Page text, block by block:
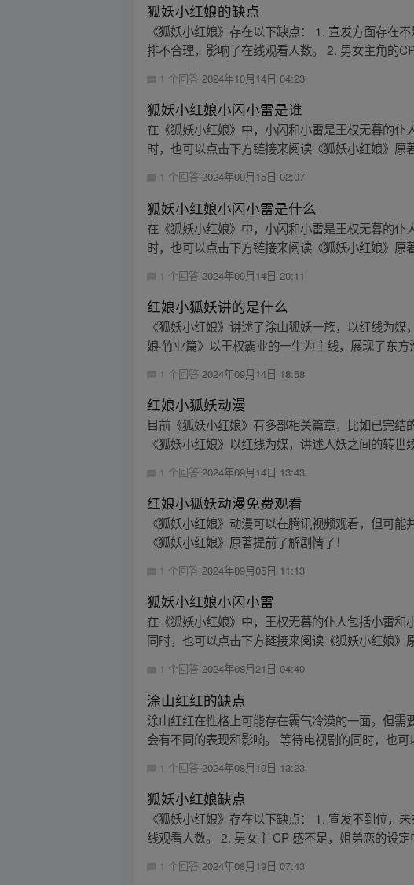
狐妖小红娘的缺点
《狐妖小红娘》存在以下缺点： 1. 宣发方面存在
排不合理，影响了在线观看人数。 2. 男女主角的
1 个回答2024年10月14日 04:23
狐妖小红娘小闪小雷是谁
在《狐妖小红娘》中，小闪和小雷是王权无暮的
时，也可以点击下方链接来阅读《狐妖小红娘》原
1 个回答2024年09月15日 02:07
狐妖小红娘小闪小雷是什么
在《狐妖小红娘》中，小闪和小雷是王权无暮的
时，也可以点击下方链接来阅读《狐妖小红娘》原
1 个回答 2024年09月14日 20:11
红娘小狐妖讲的是什么
《狐妖小红娘》讲述了涂山狐妖一族，以红线为
娘·竹业篇》以王权霸业的一生为主线，展现了东
1 个回答 2024年09月14日 18:58
红娘小狐妖动漫
目前《狐妖小红娘》有多部相关篇章，比如已完结
《狐妖小红娘》以红线为媒，讲述人妖之间的转
1 个回答2024年09月14日 13:43
红娘小狐妖动漫免费观看
《狐妖小红娘》动漫可以在腾讯视频观看，但可
《狐妖小红娘》原著提前了解剧情了！
1 个回答2024年09月05日 11:13
狐妖小红娘小闪小雷
在《狐妖小红娘》中，王权无暮的仆人包括小雷
同时，也可以点击下方链接来阅读《狐妖小红娘》
1 个回答2024年08月21日 04:40
涂山红红的缺点
涂山红红在性格上可能存在霸气冷漠的一面。但
会有不同的表现和影响。 等待电视剧的同时，也
1 个回答 2024年08月19日 13:23
狐妖小红娘缺点
《狐妖小红娘》存在以下缺点： 1. 宣发不到位，
线观看人数。 2. 男女主 CP 感不足，姐弟恋的设
1 个回答 2024年08月19日 07:43